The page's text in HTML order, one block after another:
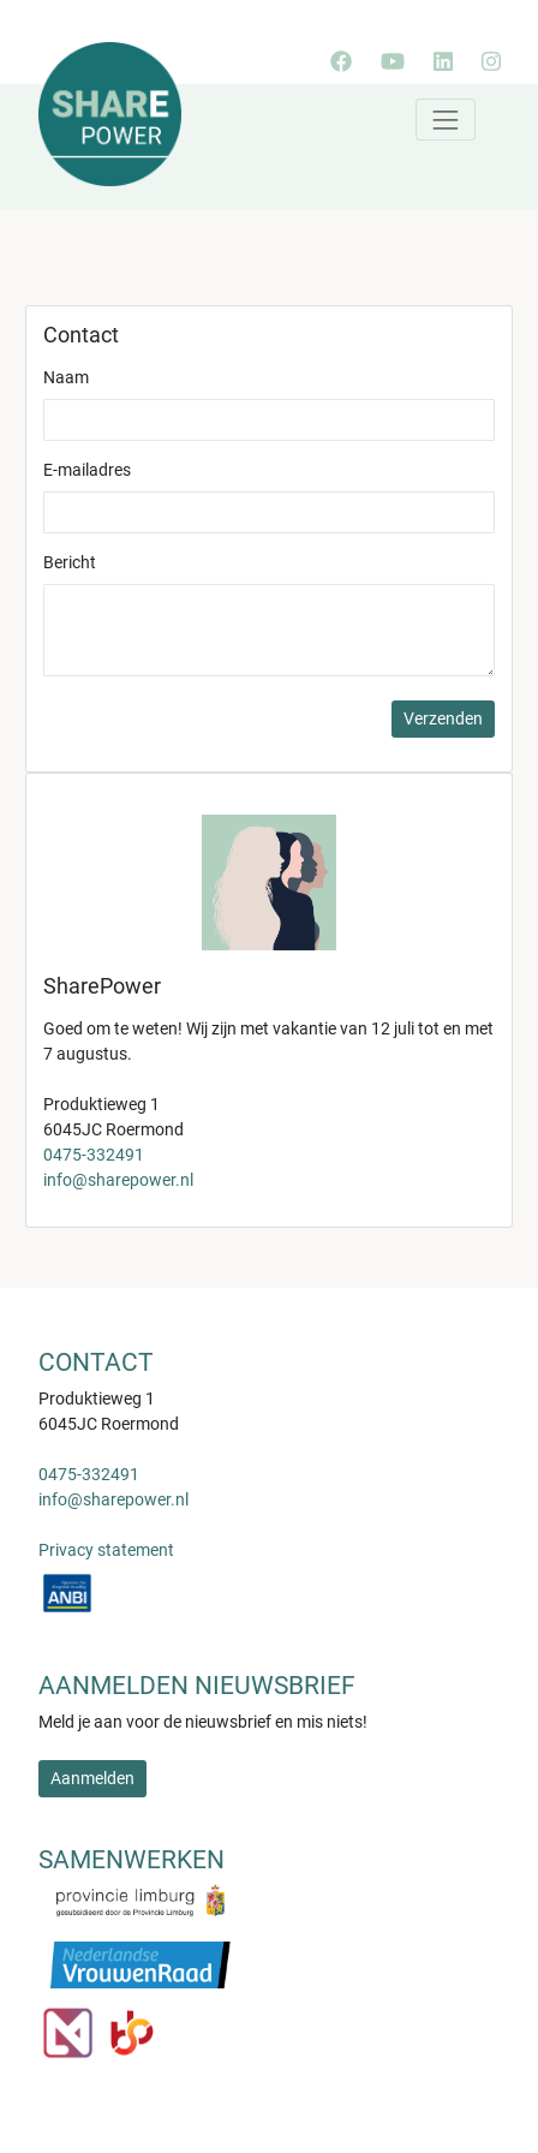
Contact
Naam
E-mailadres
Bericht
Verzenden
SharePower
Goed om te weten! Wij zijn met vakantie van 12 juli tot en met
7 augustus.
Produktieweg 1
6045JC Roermond
0475-332491
info@sharepower.nl
CONTACT
Produktieweg 1
6045JC Roermond
0475-332491
info@sharepower.nl
Privacy statement
AANMELDEN NIEUWSBRIEF
Meld je aan voor de nieuwsbrief en mis niets!
Aanmelden
SAMENWERKEN